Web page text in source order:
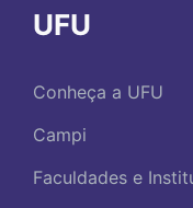
UFU
Conheça a UFU
Campi
Faculdades e